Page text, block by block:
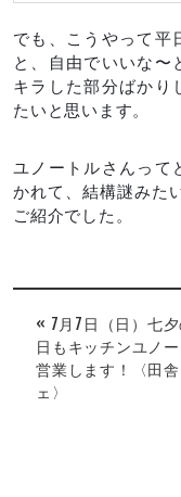
でも、こうやって平
と、自由でいいな〜
キラした部分ばかり
たいと思います。
ユノートルさんって
かれて、結構謎みた
ご紹介でした。
« 7月7日（日）七
日もキッチンユノ
営業します！〈田
ェ〉